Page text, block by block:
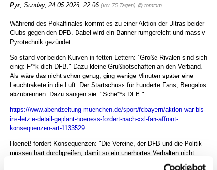
Pyr, Sunday, 24.05.2026, 22:06 (vor 75 Tagen) @ tomtom
Während des Pokalfinales kommt es zu einer Aktion der Ultras beider
Clubs gegen den DFB. Dabei wird ein Banner rumgereicht und massiv
Pyrotechnik gezündet.
So stand vor beiden Kurven in fetten Lettern: "Große Rivalen sind sich
einig: F**k dich DFB." Dazu kleine Grußbotschaften an den Verband.
Als wäre das nicht schon genug, ging wenige Minuten später eine
Leuchtrakete in die Luft. Der Startschuss für hunderte Fans, Bengalos
abzubrennen. Dazu sangen sie: "Sche**s DFB."
https://www.abendzeitung-muenchen.de/sport/fcbayern/aktion-war-bis-
ins-letzte-detail-geplant-hoeness-fordert-nach-xxl-fan-affront-
konsequenzen-art-1133529
Hoeneß fordert Konsequenzen: "Die Vereine, der DFB und die Politik
müssen hart durchgreifen, damit so ein unerhörtes Verhalten nicht